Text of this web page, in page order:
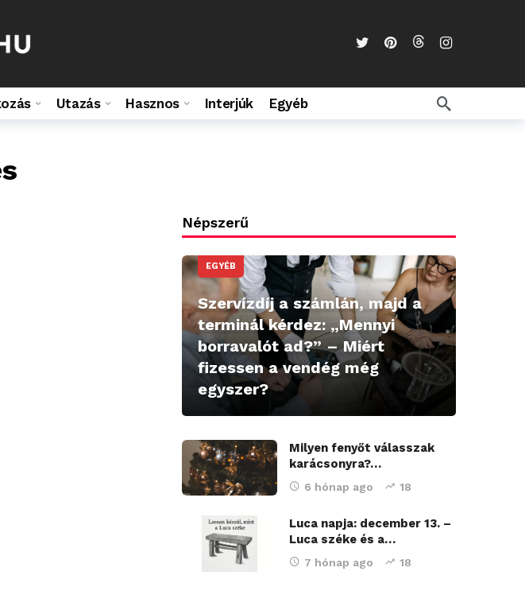
Utazás Hasznos Interjúk Egyéb
Népszerű
EGYÉB
Szervízdíj a számlán, majd a
terminál kérdez: „Mennyi
borravalót ad?” – Miért
fizessen a vendég még
egyszer?
Milyen fenyőt válasszak
karácsonyra?…
6 hónap ago 18
Luca napja: december 13. –
Luca széke és a…
7 hónap ago 18